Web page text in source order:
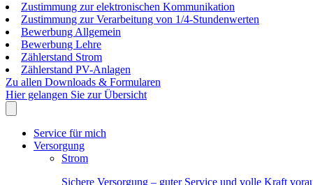
Zustimmung zur elektronischen Kommunikation
Zustimmung zur Verarbeitung von 1/4-Stundenwerten
Bewerbung Allgemein
Bewerbung Lehre
Zählerstand Strom
Zählerstand PV-Anlagen
Zu allen Downloads & Formularen
Hier gelangen Sie zur Übersicht
Service für mich
Versorgung
Strom
Sichere Versorgung – guter Service und volle Kraft